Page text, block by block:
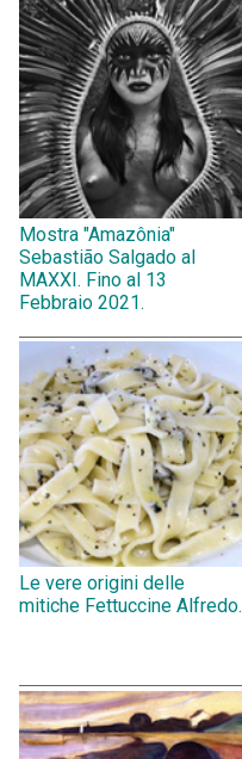
Mostra "Amazônia"
Sebastião Salgado al
MAXXI. Fino al 13
Febbraio 2021.
Le vere origini delle
mitiche Fettuccine Alfredo.